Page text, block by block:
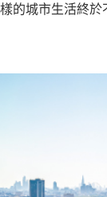
的城市生活終